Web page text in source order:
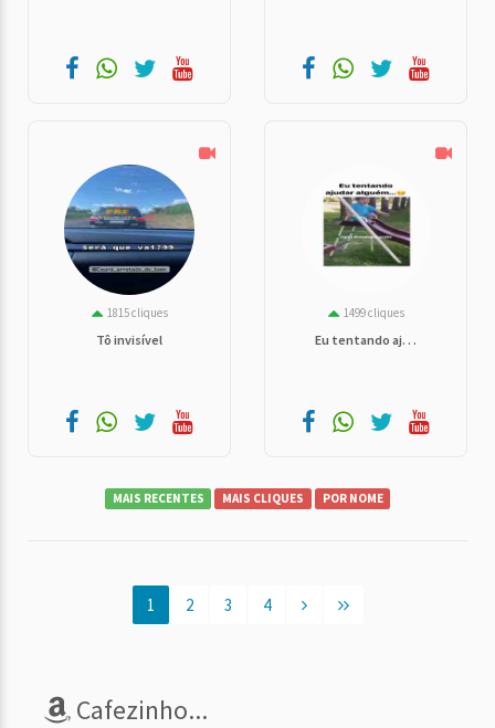
1815 cliques
Tô invisível
1499 cliques
Eu tentando aj. . .
MAIS RECENTES MAIS CLIQUES POR NOME
1 2 3 4
Cafezinho...